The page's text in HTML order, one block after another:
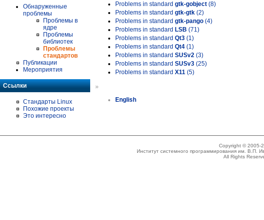
Обнаруженные
проблемы
Проблемы в
ядре
Проблемы
библиотек
Проблемы
стандартов
Публикации
Мероприятия
Ссылки
Стандарты Linux
Похожие проекты
Это интересно
Problems in standard gtk-gobject (8)
Problems in standard gtk-gtk (2)
Problems in standard gtk-pango (4)
Problems in standard LSB (71)
Problems in standard Qt3 (1)
Problems in standard Qt4 (1)
Problems in standard SUSv2 (3)
Problems in standard SUSv3 (25)
Problems in standard X11 (5)
»
English
Copyright © 2005-
Институт системного программирования им. В.П.
All Rights